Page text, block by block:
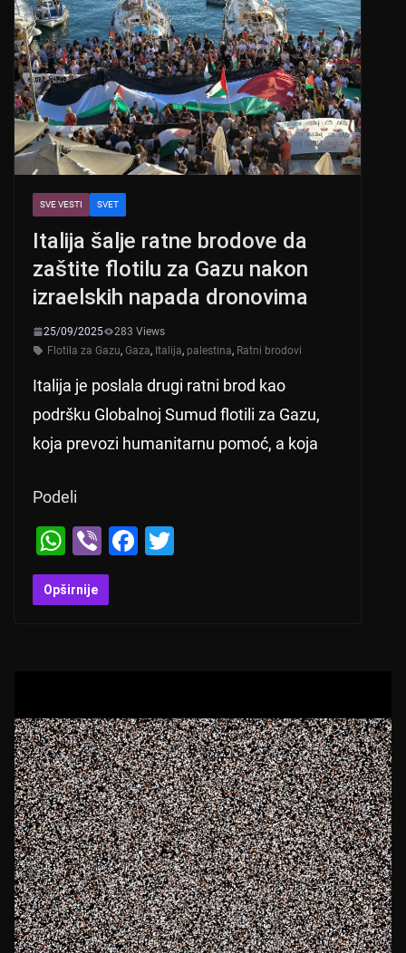
SVE VESTI SVET
Italija šalje ratne brodove da
zaštite flotilu za Gazu nakon
izraelskih napada dronovima
25/09/2025
283 Views
Flotila za Gazu, Gaza, Italija, palestina, Ratni brodovi
Italija je poslala drugi ratni brod kao
podršku Globalnoj Sumud flotili za Gazu,
koja prevozi humanitarnu pomoć, a koja
Podeli
W
h
at
p
Vi
b
er
F
o
k
Opširnije